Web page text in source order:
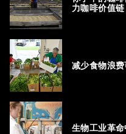
力咖啡价值链
减少食物浪
生物工业革